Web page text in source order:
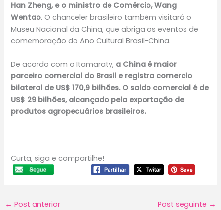
Han Zheng, e o ministro de Comércio, Wang
Wentao. O chanceler brasileiro também visitará o
Museu Nacional da China, que abriga os eventos de
comemoração do Ano Cultural Brasil-China.
De acordo com o Itamaraty, a China é maior
parceiro comercial do Brasil e registra comercio
bilateral de US$ 170,9 bilhões. O saldo comercial é de
US$ 29 bilhões, alcançado pela exportação de
produtos agropecuários brasileiros.
Curta, siga e compartilhe!
← Post anterior Post seguinte →